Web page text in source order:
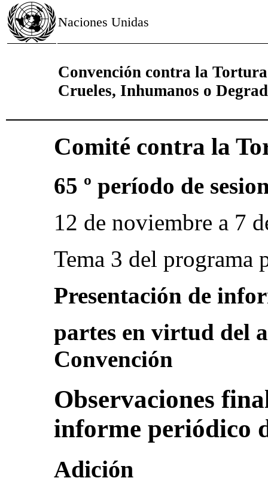
Naciones Unidas
Convención contra la
Crueles, Inhumanos o
Comité contra la
65 º período de
12 de noviembre a 7
Tema 3 del programa
Presentación de
partes en virtud del
Convención
Observaciones
informe periódico
Adición